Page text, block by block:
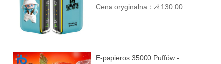
Cena oryginalna：zł 130.00
E-papieros 35000 Puffów -